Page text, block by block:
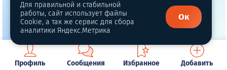
Профиль Сообщения Избранное Добавить
Для правильной и стабильной
работы, сайт использует файлы
Cookie, а так же сервис для сбора
аналитики Яндекс.Метрика
Ок